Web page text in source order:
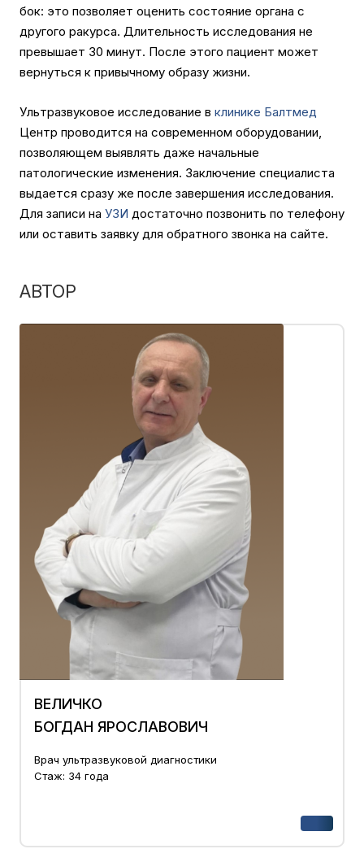
бок: это позволяет оценить состояние органа с
другого ракурса. Длительность исследования не
превышает 30 минут. После этого пациент может
вернуться к привычному образу жизни.
Ультразвуковое исследование в клинике Балтмед
Центр проводится на современном оборудовании,
позволяющем выявлять даже начальные
патологические изменения. Заключение специалиста
выдается сразу же после завершения исследования.
Для записи на УЗИ достаточно позвонить по телефону
или оставить заявку для обратного звонка на сайте.
АВТОР
ВЕЛИЧКО
БОГДАН ЯРОСЛАВОВИЧ
Врач ультразвуковой диагностики
Стаж: 34 года